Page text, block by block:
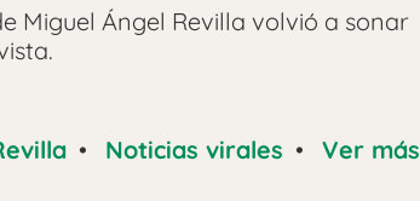
Miguel Ángel Revilla volvió a sonar
• Noticias virales • Ver más